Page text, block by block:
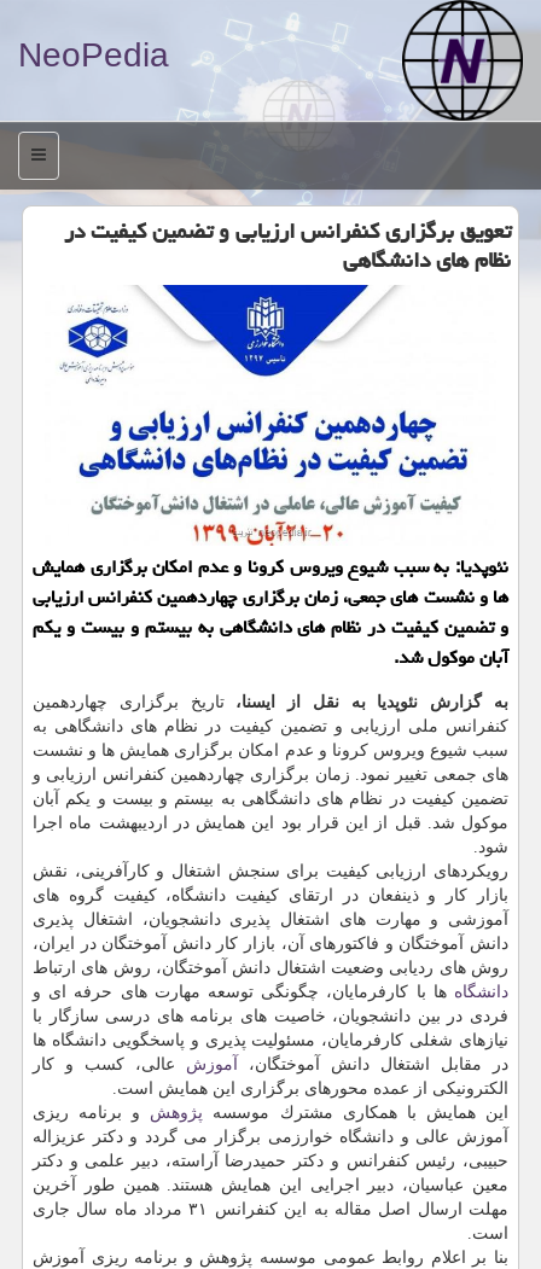
NeoPedia
منو
تعویق برگزاری كنفرانس ارزیابی و تضمین كیفیت در
نظام های دانشگاهی
نئوپدیا: به سبب شیوع ویروس كرونا و عدم امكان برگزاری همایش
ها و نشست های جمعی، زمان برگزاری چهاردهمین كنفرانس ارزیابی
و تضمین كیفیت در نظام های دانشگاهی به بیستم و بیست و یكم
آبان موكول شد.
به گزارش نئوپدیا به نقل از ایسنا،تاریخ برگزاری چهاردهمین
كنفرانس ملی ارزیابی و تضمین كیفیت در نظام های دانشگاهی به
سبب شیوع ویروس كرونا و عدم امكان برگزاری همایش ها و نشست
های جمعی تغییر نمود. زمان برگزاری چهاردهمین كنفرانس ارزیابی و
تضمین كیفیت در نظام های دانشگاهی به بیستم و بیست و یكم آبان
موكول شد. قبل از این قرار بود این همایش در اردیبهشت ماه اجرا
شود.
رویكردهای ارزیابی كیفیت برای سنجش اشتغال و كارآفرینی، نقش
بازار كار و ذینفعان در ارتقای كیفیت دانشگاه، كیفیت گروه های
آموزشی و مهارت های اشتغال پذیری دانشجویان، اشتغال پذیری
دانش آموختگان و فاكتورهای آن، بازار كار دانش آموختگان در ایران،
روش های ردیابی وضعیت اشتغال دانش آموختگان، روش های ارتباط
دانشگاه ها با كارفرمایان، چگونگی توسعه مهارت های حرفه ای و
فردی در بین دانشجویان، خاصیت های برنامه های درسی سازگار با
نیازهای شغلی كارفرمایان، مسئولیت پذیری و پاسخگویی دانشگاه ها
در مقابل اشتغال دانش آموختگان،
آموزش عالی، كسب و كار
الكترونیكی از عمده محورهای برگزاری این همایش است.
این همایش با همكاری مشترك موسسه پژوهش و برنامه ریزی
آموزش عالی و دانشگاه خوارزمی برگزار می گردد و دكتر عزیزاله
حبیبی، رئیس كنفرانس و دكتر حمیدرضا آراسته، دبیر علمی و دكتر
معین عباسیان، دبیر اجرایی این همایش هستند. همین طور آخرین
مهلت ارسال اصل مقاله به این كنفرانس ۳۱ مرداد ماه سال جاری
است.
بنا بر اعلام روابط عمومی موسسه پژوهش و برنامه ریزی آموزش